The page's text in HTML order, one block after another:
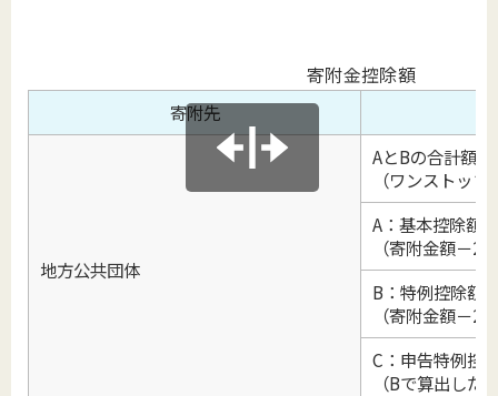
寄附金控除額
寄附先
地方公共団体
AとBの合計額
（ワンストッ
A：基本控除額
（寄附金額－
B：特例控除額
（寄附金額－
C：申告特例控
（Bで算出し